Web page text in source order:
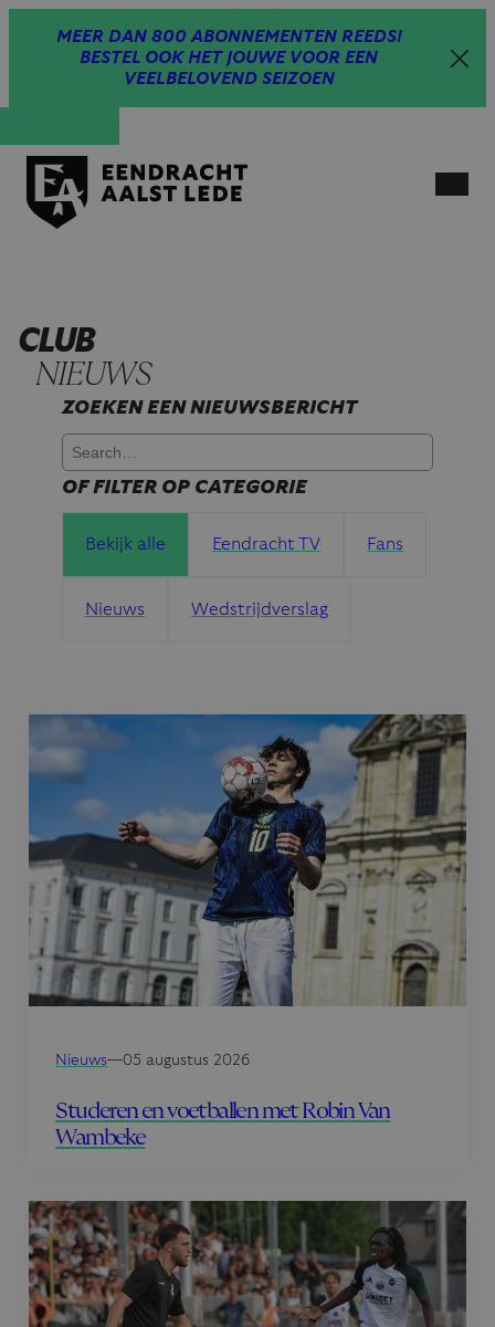
MEER DAN 800 ABONNEMENTEN REEDS!
BESTEL OOK HET JOUWE VOOR EEN
VEELBELOVEND SEIZOEN
menu
CLUB
NIEUWS
ZOEKEN EEN NIEUWSBERICHT
OF FILTER OP CATEGORIE
Bekijk alle Eendracht TV Fans
Nieuws Wedstrijdverslag
Nieuws—05 augustus 2026
Studeren en voetballen met Robin Van
Wambeke